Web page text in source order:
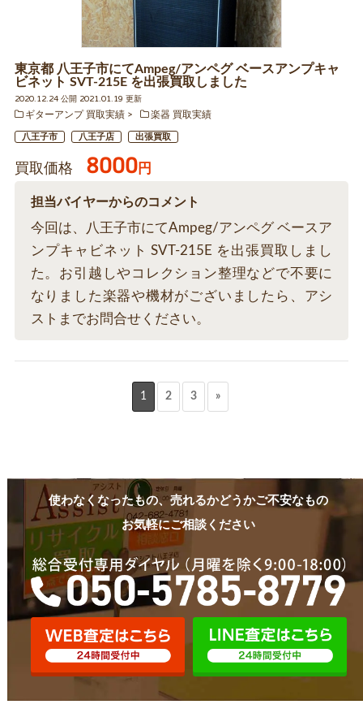
東京都 八王子市にてAmpeg/アンペグ ベースアンプキャ
ビネット SVT-215E を出張買取しました
2020.12.24 公開 2021.01.19 更新
ギターアンプ 買取実績
楽器 買取実績
八王子市 八王子店 出張買取
買取価格 8000円
担当バイヤーからのコメント
今回は、八王子市にてAmpeg/アンペグ ベースア
ンプキャビネット SVT-215E を出張買取しまし
た。お引越しやコレクション整理などで不要に
なりました楽器や機材がございましたら、アシ
ストまでお問合せください。
1 2 3 »
使わなくなったもの、売れるかどうかご不安なもの
お気軽にご相談ください